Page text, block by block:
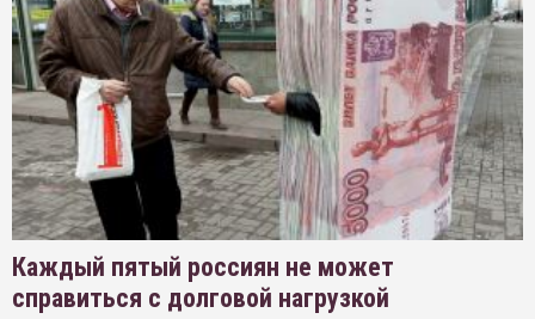
Каждый пятый россиян не может
справиться с долговой нагрузкой